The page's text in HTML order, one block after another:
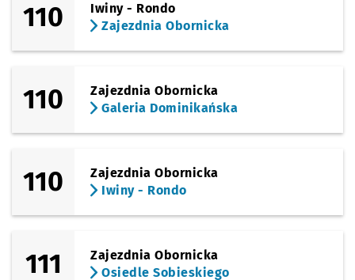
110
Iwiny - Rondo
Zajezdnia Obornicka
110
Zajezdnia Obornicka
Galeria Dominikańska
110
Zajezdnia Obornicka
Iwiny - Rondo
111
Zajezdnia Obornicka
Osiedle Sobieskiego